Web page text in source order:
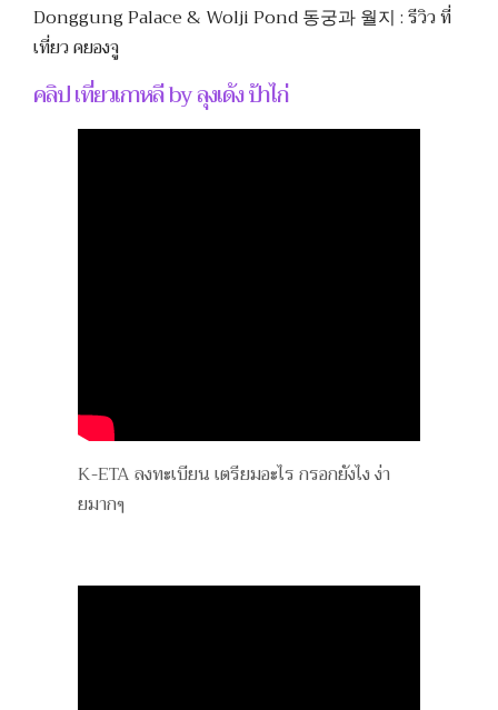
Donggung Palace & Wolji Pond 동궁과 월지 : รีวิว ที่
เที่ยว คยองจู
คลิป เที่ยวเกาหลี by ลุงเด้ง ป้าไก่
K-ETA ลงทะเบียน เตรียมอะไร กรอกยังไง ง่า
ยมากๆ